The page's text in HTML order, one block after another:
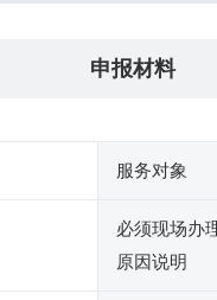
申报材料
服务对象
必须现场办
原因说明